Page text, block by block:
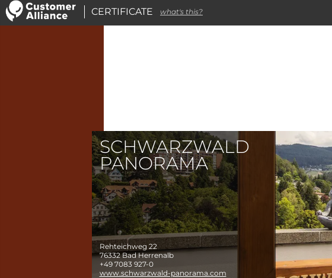
SCHWARZWALD
PANORAMA
Rehteichweg 22
76332 Bad Herrenalb
+49 7083 927-0
www.schwarzwald-panorama.com
CERTIFICATE what's this?